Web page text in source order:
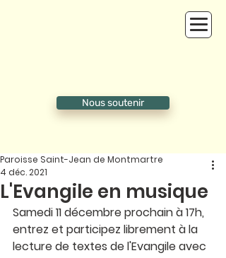
Nous soutenir
L'Evangile en musique
Paroisse Saint-Jean de Montmartre
4 déc. 2021
Samedi 11 décembre prochain à 17h,
entrez et participez librement à la
lecture de textes de l'Evangile avec